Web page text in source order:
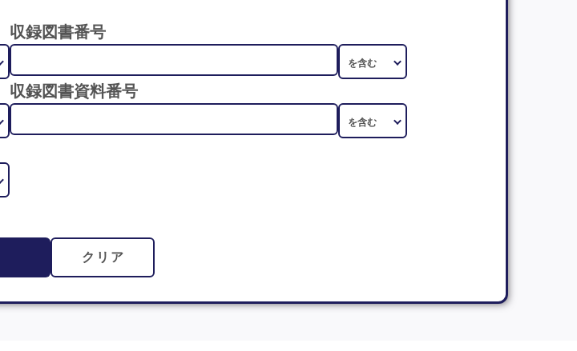
収録図書番号
収録図書資料番号
クリア